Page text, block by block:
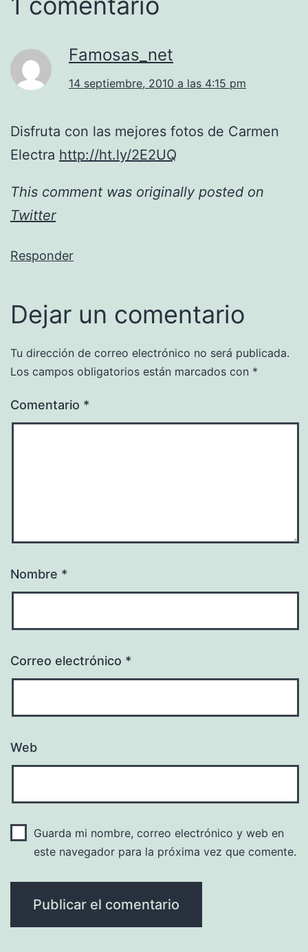
Famosas_net
14 septiembre, 2010 a las 4:15 pm
Disfruta con las mejores fotos de Carmen
Electra http://ht.ly/2E2UQ
This comment was originally posted on
Twitter
Responder
Dejar un comentario
Tu dirección de correo electrónico no será publicada.
Los campos obligatorios están marcados con *
Comentario *
Nombre *
Correo electrónico *
Web
Guarda mi nombre, correo electrónico y web en
este navegador para la próxima vez que comente.